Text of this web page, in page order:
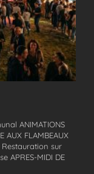
ANIMATIONS
AUX FLAMBEAUX
Restauration sur
APRES-MIDI DE